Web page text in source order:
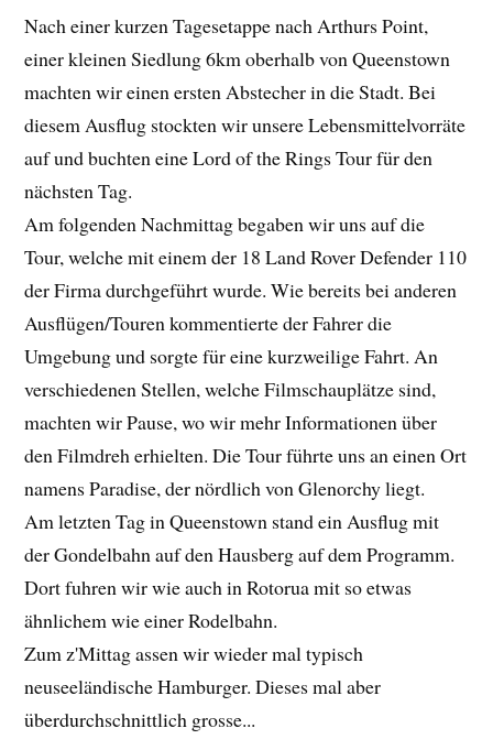
Nach einer kurzen Tagesetappe nach Arthurs Point,
einer kleinen Siedlung 6km oberhalb von Queenstown
machten wir einen ersten Abstecher in die Stadt. Bei
diesem Ausflug stockten wir unsere Lebensmittelvorräte
auf und buchten eine Lord of the Rings Tour für den
nächsten Tag.
Am folgenden Nachmittag begaben wir uns auf die
Tour, welche mit einem der 18 Land Rover Defender 110
der Firma durchgeführt wurde. Wie bereits bei anderen
Ausflügen/Touren kommentierte der Fahrer die
Umgebung und sorgte für eine kurzweilige Fahrt. An
verschiedenen Stellen, welche Filmschauplätze sind,
machten wir Pause, wo wir mehr Informationen über
den Filmdreh erhielten. Die Tour führte uns an einen Ort
namens Paradise, der nördlich von Glenorchy liegt.
Am letzten Tag in Queenstown stand ein Ausflug mit
der Gondelbahn auf den Hausberg auf dem Programm.
Dort fuhren wir wie auch in Rotorua mit so etwas
ähnlichem wie einer Rodelbahn.
Zum z'Mittag assen wir wieder mal typisch
neuseeländische Hamburger. Dieses mal aber
überdurchschnittlich grosse...